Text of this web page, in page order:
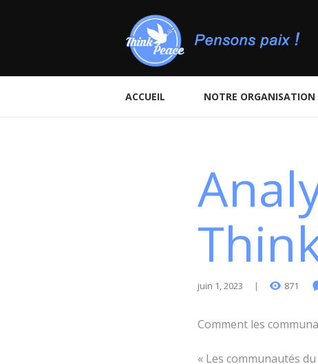
ACCUEIL NOTRE ORGANISATION
juin 1, 2023 871
Comment les
« Les communautés